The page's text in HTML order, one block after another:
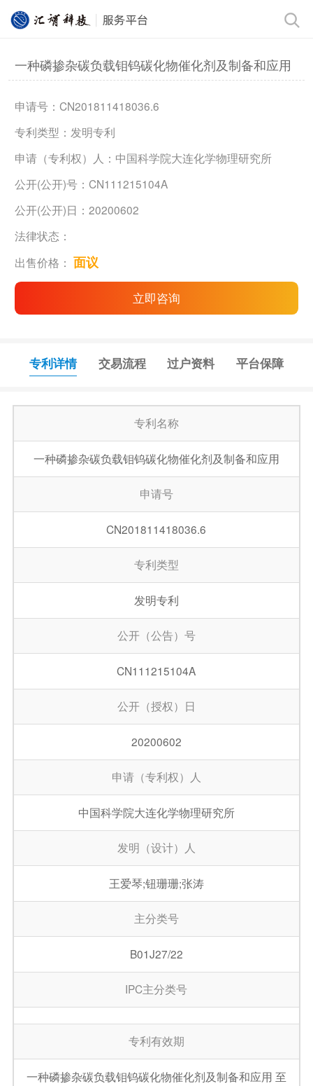
一种磷掺杂碳负载钼钨碳化物催化剂及制备和应用
申请号：CN201811418036.6
专利类型：发明专利
申请（专利权）人：中国科学院大连化学物理研究所
公开(公开)号：CN111215104A
公开(公开)日：20200602
法律状态：
出售价格： 面议
立即咨询
专利详情 交易流程 过户资料 平台保障
专利名称
一种磷掺杂碳负载钼钨碳化物催化剂及制备和应用
申请号
CN201811418036.6
专利类型
发明专利
公开（公告）号
CN111215104A
公开（授权）日
20200602
申请（专利权）人
中国科学院大连化学物理研究所
发明（设计）人
王爱琴;钮珊珊;张涛
主分类号
B01J27/22
IPC主分类号
专利有效期
一种磷掺杂碳负载钼钨碳化物催化剂及制备和应用 至